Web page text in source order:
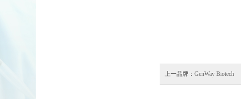
上一品牌： GenWay Biotech